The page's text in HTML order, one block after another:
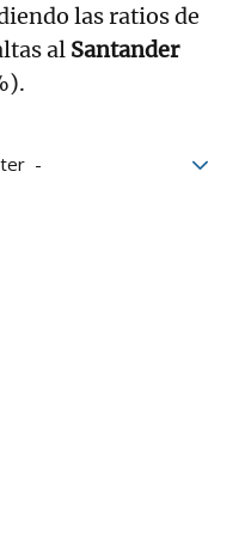
las ratios de
al Santander